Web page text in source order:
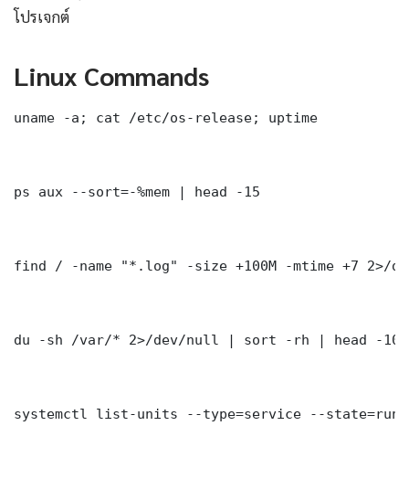
โปรเจกต์
Linux Commands
uname -a; cat /etc/os-release; uptime
ps aux --sort=-%mem | head -15
find / -name "*.log" -size +100M -mtime +7 2>/
du -sh /var/* 2>/dev/null | sort -rh | head -10
systemctl list-units --type=service --